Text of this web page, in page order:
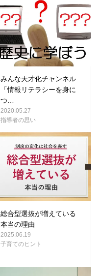
みんな天才化チャンネル
「情報リテラシーを身に
つ…
2020.05.27
指導者の思い
総合型選抜が増えている
本当の理由
2025.06.19
子育てのヒント